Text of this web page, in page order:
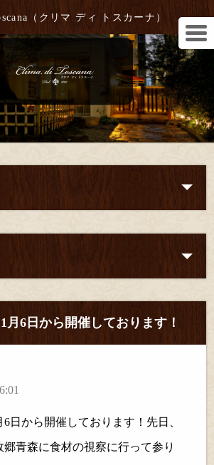
（クリマ ディ トスカーナ）
月6日から開催しております！
日から開催しております！先日、
郷青森に食材の視察に行って参り